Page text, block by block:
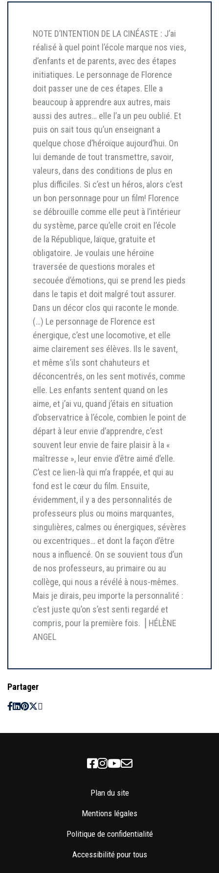
NOTE D’INTENTION DE LA CINÉASTE : J’ai
réalisé à quel point l’école marque nos vies,
d’enfants et de parents, avec des étapes
initiatiques. Le personnage de Florence
doit passer une de ces étapes. Elle a
beaucoup à apprendre aux autres, mais
aussi des autres… elle l’a un peu oublié. Et
puis on sait tous qu’un enseignant a
quelque chose d’héroïque aujourd’hui. On
lui demande de tout transmettre, savoir,
valeurs, dans des conditions de plus en
plus difficiles. Si c’est un héros, alors c’est
un bon personnage pour un film! Florence
se débrouille comme elle peut à l’intérieur
du système, parce qu’elle croit en l’école
de la République, laïque, gratuite et
obligatoire. Je voulais une héroïne
traversée de questions morales et
secouée d’émotions, qui se prend les pieds
dans le tapis et doit malgré tout assurer.
Dans un décor clos qui raconte le monde.
(…) Le personnage de Florence est
énergique, c’est une locomotive, et elle
aime clairement ses élèves. Ils le savent,
et même s’ils sont chahuteurs et
déconcentrés, on les sent motivés, comme
elle. Les enfants sentent quand on les
aime, et j’ai vu, quand j’étais en situation
d’observatrice à l’école, combien le point de
départ à leur envie d’apprendre, c’est
souvent leur envie de faire plaisir à la «
maîtresse », leur envie d’être aimé d’elle.
C’est ce lien-là qui m’a frappée, et qui au
fond est le cœur du film. Ensuite,
évidemment, il y a des personnalités de
professeurs plus ou moins marquantes,
singulières, calmes ou énergiques, sévères
ou excentriques… et dont la façon d’être
nous a influencé. On se souvient tous d’un
de nos professeurs, au primaire ou au
collège, qui nous a révélé à nous-mêmes.
Mais je dirais, peu importe la personnalité :
c’est juste qu’on s’est senti regardé et
compris, pour la première fois. ⎥ HÉLÈNE
ANGEL
Partager
Facebook
Instagram
Youtube
Newsletter
Plan du site
Mentions légales
Politique de confidentialité
Accessibilité pour tous